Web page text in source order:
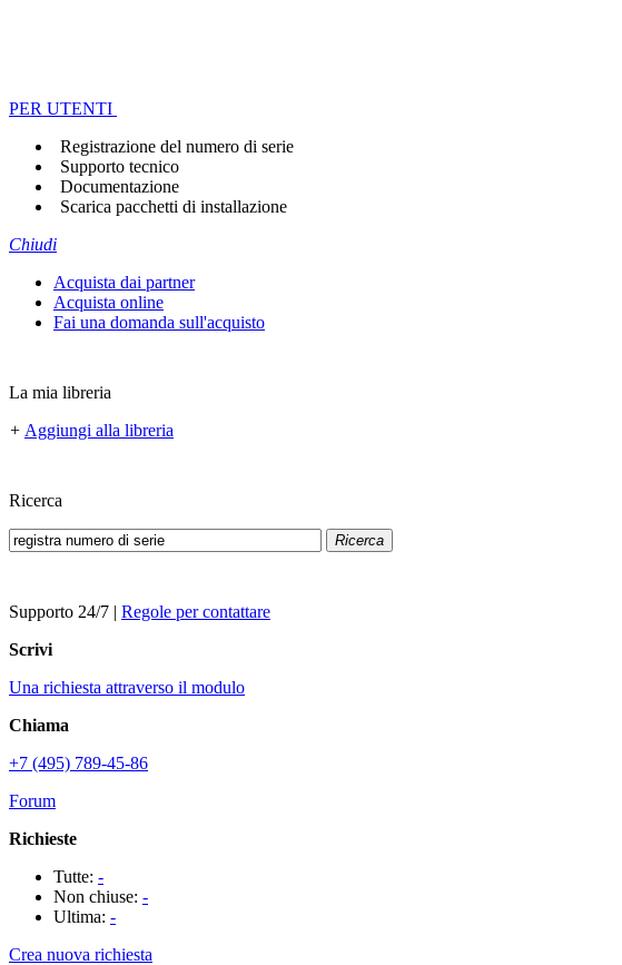
PER UTENTI
Registrazione del numero di serie
Supporto tecnico
Documentazione
Scarica pacchetti di installazione
Chiudi
Acquista dai partner
Acquista online
Fai una domanda sull'acquisto
La mia libreria
+ Aggiungi alla libreria
Ricerca
Ricerca
Supporto 24/7 | Regole per contattare
Scrivi
Una richiesta attraverso il modulo
Chiama
+7 (495) 789-45-86
Forum
Richieste
Tutte: -
Non chiuse: -
Ultima: -
Crea nuova richiesta